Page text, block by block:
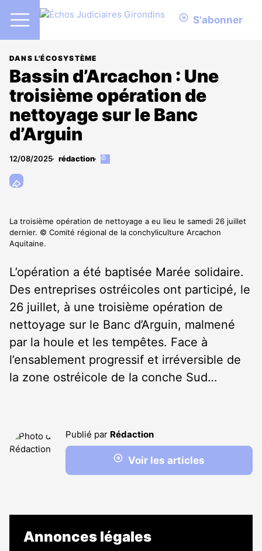
S'abonner
DANS L'ÉCOSYSTÈME
Bassin d’Arcachon : Une
troisième opération de
nettoyage sur le Banc
d’Arguin
12/08/2025 rédaction
Cet
La troisième opération de nettoyage a eu lieu le samedi 26 juillet
dernier. © Comité régional de la conchyliculture Arcachon
Aquitaine.
L’opération a été baptisée Marée solidaire.
Des entreprises ostréicoles ont participé, le
26 juillet, à une troisième opération de
nettoyage sur le Banc d’Arguin, malmené
par la houle et les tempêtes. Face à
l’ensablement progressif et irréversible de
la zone ostréicole de la conche Sud…
Publié par Rédaction
Voir les articles
Annonces légales